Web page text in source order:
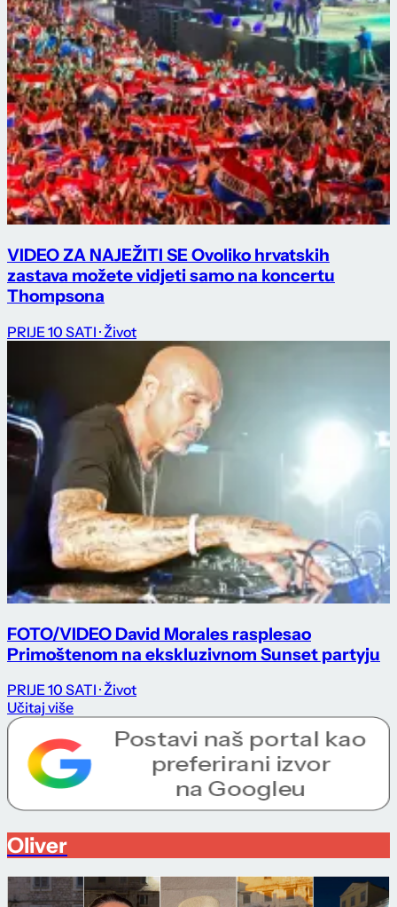
VIDEO ZA NAJEŽITI SE Ovoliko hrvatskih
zastava možete vidjeti samo na koncertu
Thompsona
PRIJE 10 SATI · Život
FOTO/VIDEO David Morales rasplesao
Primoštenom na ekskluzivnom Sunset partyju
PRIJE 10 SATI · Život
Učitaj više
Oliver